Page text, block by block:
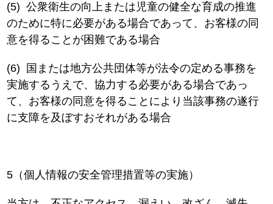
(5) 公衆衛生の向上または児童の健全な育成の推進
のために特に必要がある場合であって、お客様の同
意を得ることが困難である場合
(6)
国または地方公共団体等が法令の定める事務を
実施するうえで、協力する必要がある場合であっ
て、お客様の同意を得ることにより当該事務の遂行
に支障を及ぼすおそれがある場合
5（個人情報の安全管理措置等の実施）